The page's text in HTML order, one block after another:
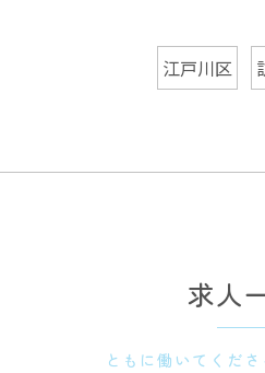
江戸川区
ともに働いてくだ
求人